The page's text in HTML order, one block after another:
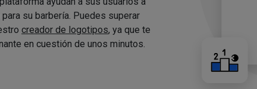
su barbería. Puedes superar
creador de logotipos, ya que te
en cuestión de unos minutos.